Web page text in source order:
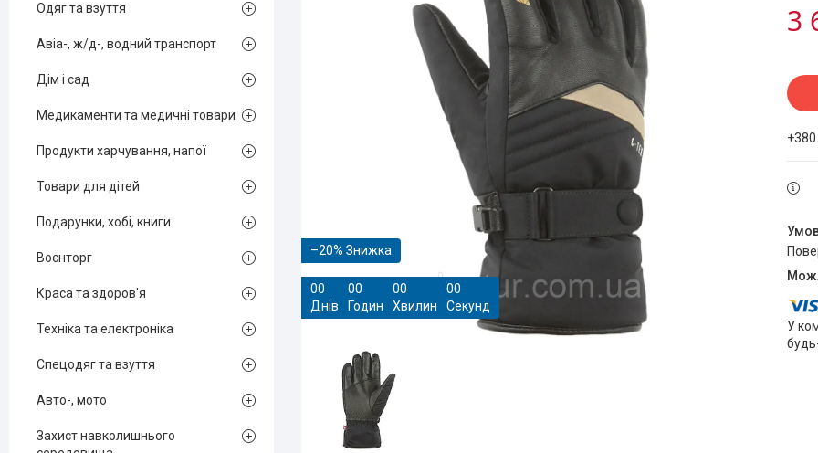
–20%
00
Днів
00
Годин
00
Хвилин
00
Секунд
3
У
Одяг та взуття
Авіа-, ж/д-, водний транспорт
Дім і сад
Медикаменти та медичні товари
Продукти харчування, напої
Товари для дітей
Подарунки, хобі, книги
Воєнторг
Краса та здоров'я
Техніка та електроніка
Спецодяг та взуття
Авто-, мото
Захист навколишнього